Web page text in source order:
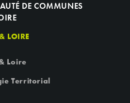
DE COMMUNES
LOIRE
Loire
Territorial